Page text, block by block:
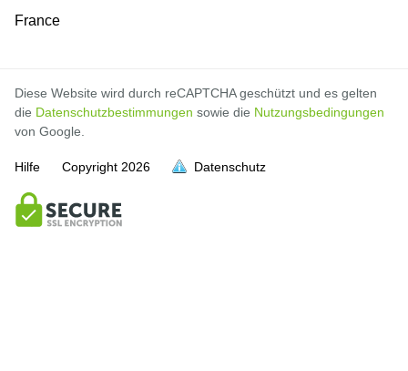
France
Diese Website wird durch reCAPTCHA geschützt und es gelten
die Datenschutzbestimmungen sowie die Nutzungsbedingungen
von Google.
Hilfe Copyright 2026 Datenschutz